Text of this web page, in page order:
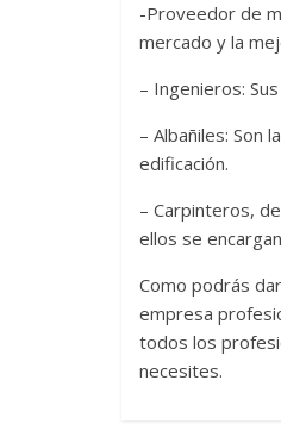
-Proveedor de
mercado y la
– Ingenieros:
– Albañiles: Son
edificación.
– Carpinteros,
ellos se
Como podrás
empresa
todos los
necesites.